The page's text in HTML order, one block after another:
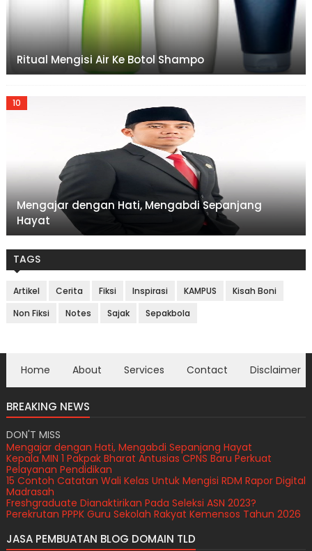
Ritual Mengisi Air Ke Botol Shampo
Mengajar dengan Hati, Mengabdi Sepanjang
Hayat
TAGS
Artikel Cerita Fiksi Inspirasi KAMPUS
Kisah Boni
Non Fiksi
Notes Sajak Sepakbola
Home About Services Contact Disclaimer
BREAKING NEWS
DON'T MISS
Mengajar dengan Hati, Mengabdi Sepanjang Hayat
Kepala MIN 1 Pakpak Bharat Antusias CPNS Baru Perkuat
Pelayanan Pendidikan
15 Contoh Catatan Wali Kelas Untuk Mengisi RDM Rapor Digital
Madrasah
Freshgraduate Dianaktirikan Pada Seleksi ASN 2023?
Perekrutan PPPK Guru Sekolah Rakyat Kemensos Tahun 2026
JASA PEMBUATAN BLOG DOMAIN TLD